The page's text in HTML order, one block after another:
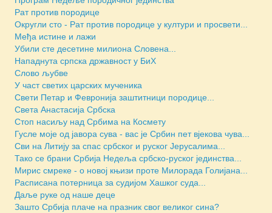
Рат против породице
Округли сто - Рат против породице у култури и просвети...
Међа истине и лажи
Убили сте десетине милиона Словена...
Нападнута српска државност у БиХ
Слово љубве
У част светих царских мученика
Свети Петар и Февронија заштитници породице...
Света Анастасија Србска
Стоп насиљу над Србима на Космету
Гусле моје од јавора сува - вас је Србин пет вјекова чува...
Сви на Литију за спас србског и руског Јерусалима...
Тако се брани Србија Недеља србско-руског јединства...
Мирис смреке - о новој књизи проте Милорада Голијана...
Расписана потерница за судијом Хашког суда...
Даље руке од наше деце
Зашто Србија плаче на празник свог великог сина?